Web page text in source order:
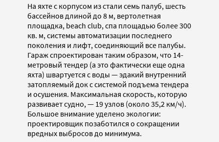
На яхте с корпусом из стали семь палуб, шесть
бассейнов длиной до 8 м, вертолетная
площадка, beach club, спа площадью более 300
кв. м, системы автоматизации последнего
поколения и лифт, соединяющий все палубы.
Гараж спроектирован таким образом, что 14-
метровый тендер (а это фактически еще одна
яхта) швартуется с воды — эдакий внутренний
затопляемый док с системой подъема тендера
и осушения. Максимальная скорость, которую
развивает судно, — 19 узлов (около 35,2 км/ч).
Большое внимание уделено экологии:
проектировщик позаботился о сокращении
вредных выбросов до минимума.